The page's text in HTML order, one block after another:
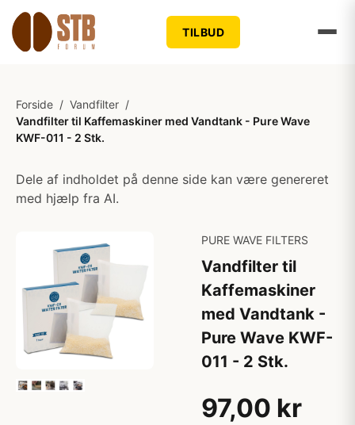
TILBUD
Forside / Vandfilter /
Vandfilter til Kaffemaskiner med Vandtank - Pure Wave
KWF-011 - 2 Stk.
Dele af indholdet på denne side kan være genereret
med hjælp fra AI.
PURE WAVE FILTERS
Vandfilter til
Kaffemaskiner
med Vandtank -
Pure Wave KWF-
011 - 2 Stk.
97,00 kr